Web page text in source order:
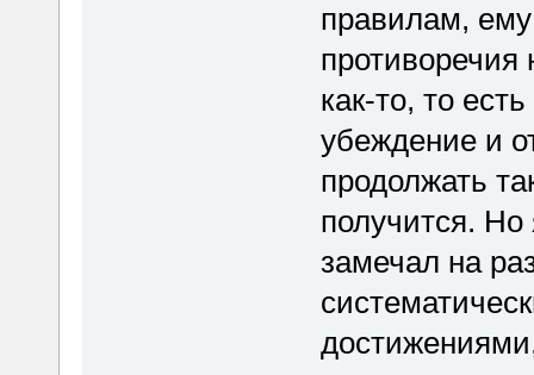
правилам, ему
противоречия
как-то, то
убеждение и
продолжать
получится. Но
замечал на